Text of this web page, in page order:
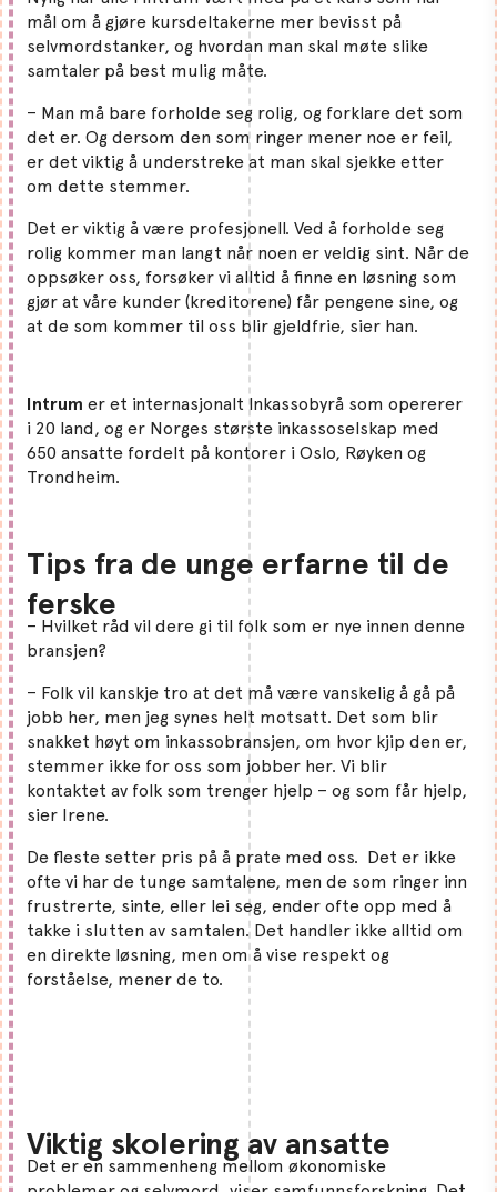
mål om å gjøre kursdeltakerne mer bevisst på
selvmordstanker, og hvordan man skal møte slike
samtaler på best mulig måte.
– Man må bare forholde seg rolig, og forklare det som
det er. Og dersom den som ringer mener noe er feil,
er det viktig å understreke at man skal sjekke etter
om dette stemmer.
Det er viktig å være profesjonell. Ved å forholde seg
rolig kommer man langt når noen er veldig sint. Når de
oppsøker oss, forsøker vi alltid å finne en løsning som
gjør at våre kunder (kreditorene) får pengene sine, og
at de som kommer til oss blir gjeldfrie, sier han.
Intrum er et internasjonalt Inkassobyrå som opererer
i 20 land, og er Norges største inkassoselskap med
650 ansatte fordelt på kontorer i Oslo, Røyken og
Trondheim.
Tips fra de unge erfarne til de
ferske
– Hvilket råd vil dere gi til folk som er nye innen denne
bransjen?
– Folk vil kanskje tro at det må være vanskelig å gå på
jobb her, men jeg synes helt motsatt. Det som blir
snakket høyt om inkassobransjen, om hvor kjip den er,
stemmer ikke for oss som jobber her. Vi blir
kontaktet av folk som trenger hjelp – og som får hjelp,
sier Irene.
De fleste setter pris på å prate med oss. Det er ikke
ofte vi har de tunge samtalene, men de som ringer inn
frustrerte, sinte, eller lei seg, ender ofte opp med å
takke i slutten av samtalen. Det handler ikke alltid om
en direkte løsning, men om å vise respekt og
forståelse, mener de to.
Viktig skolering av ansatte
Det er en sammenheng mellom økonomiske